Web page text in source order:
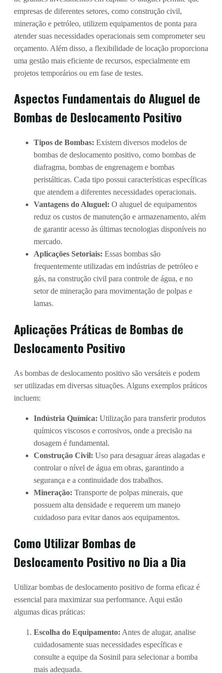
empresas de diferentes setores, como construção civil,
mineração e petróleo, utilizem equipamentos de ponta para
atender suas necessidades operacionais sem comprometer seu
orçamento. Além disso, a flexibilidade de locação proporciona
uma gestão mais eficiente de recursos, especialmente em
projetos temporários ou em fase de testes.
Aspectos Fundamentais do Aluguel de
Bombas de Deslocamento Positivo
Tipos de Bombas: Existem diversos modelos de
bombas de deslocamento positivo, como bombas de
diafragma, bombas de engrenagem e bombas
peristálticas. Cada tipo possui características específicas
que atendem a diferentes necessidades operacionais.
Vantagens do Aluguel: O aluguel de equipamentos
reduz os custos de manutenção e armazenamento, além
de garantir acesso às últimas tecnologias disponíveis no
mercado.
Aplicações Setoriais: Essas bombas são
frequentemente utilizadas em indústrias de petróleo e
gás, na construção civil para controle de água, e no
setor de mineração para movimentação de polpas e
lamas.
Aplicações Práticas de Bombas de
Deslocamento Positivo
As bombas de deslocamento positivo são versáteis e podem
ser utilizadas em diversas situações. Alguns exemplos práticos
incluem:
Indústria Química: Utilização para transferir produtos
químicos viscosos e corrosivos, onde a precisão na
dosagem é fundamental.
Construção Civil: Uso para desaguar áreas alagadas e
controlar o nível de água em obras, garantindo a
segurança e a continuidade dos trabalhos.
Mineração: Transporte de polpas minerais, que
possuem alta densidade e requerem um manejo
cuidadoso para evitar danos aos equipamentos.
Como Utilizar Bombas de
Deslocamento Positivo no Dia a Dia
Utilizar bombas de deslocamento positivo de forma eficaz é
essencial para maximizar sua performance. Aqui estão
algumas dicas práticas:
Escolha do Equipamento: Antes de alugar, analise
cuidadosamente suas necessidades específicas e
consulte a equipe da Sosinil para selecionar a bomba
mais adequada.